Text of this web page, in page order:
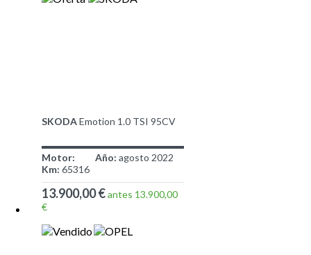
SKODAEmotion 1.0 TSI 95CV
Motor: Año: agosto 2022
Km: 65316
13.900,00 €antes 13.900,00
€